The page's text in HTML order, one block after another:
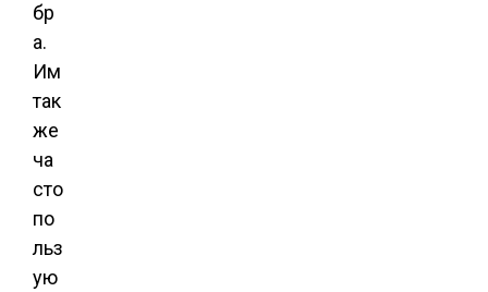
бр
а.
Им
так
же
ча
сто
по
льз
ую